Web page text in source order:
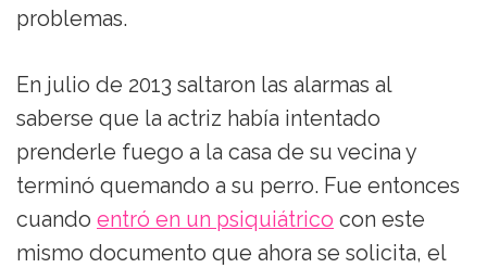
problemas.
En julio de 2013 saltaron las alarmas al
saberse que la actriz había intentado
prenderle fuego a la casa de su vecina y
terminó quemando a su perro. Fue entonces
cuando entró en un psiquiátrico con este
mismo documento que ahora se solicita, el